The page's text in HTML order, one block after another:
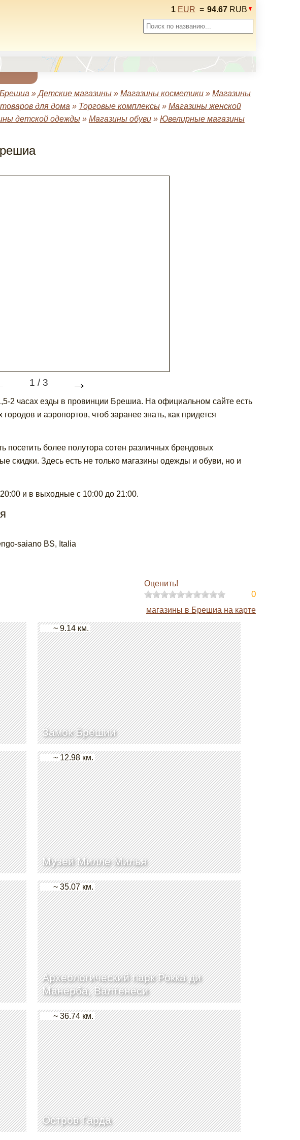
1 EUR = 94.67 RUB
»Детские магазины» Магазины косметики» Магазины
для дома » Торговые комплексы» Магазины женской
детской одежды» Магазины обуви» Ювелирные магазины
1 /3 →
2 часах езды в провинции Брешиа. На официальном сайте есть
и аэропортов, чтоб заранее знать, как придется
посетить более полутора сотен различных брендовых
скидки. Здесь есть не только магазины одежды и обуви, но и
и в выходные с 10:00 до 21:00.
saiano BS, Italia
Оценить!
0
магазины в Брешиа на карте
Замок Брешии
~ 9.14 км.
Музей Милле Милья
~ 12.98 км.
Археологический парк Рокка ди
Манерба, Валтенеси
~ 35.07 км.
Остров Гарда
~ 36.74 км.